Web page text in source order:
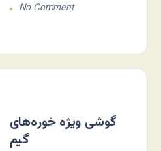
No Comment
گوشی ویژه خوره‌های
گیم